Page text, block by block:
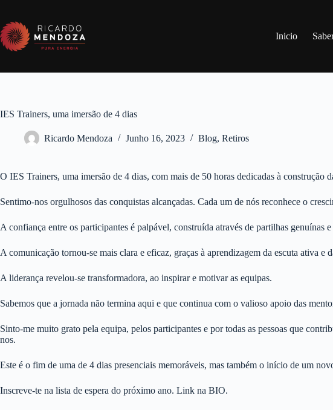
o
conteúdo
Inicio
IES Trainers, uma imersão de 4 dias
Ricardo Mendoza Junho 16, 2023 Blog, Retiros
O IES Trainers, uma imersão de 4 dias, com mais de 50 horas dedicadas à
Sentimo-nos orgulhosos das conquistas alcançadas. Cada um de nós reconhece o
A confiança entre os participantes é palpável, construída através de partilhas genuínas
A comunicação tornou-se mais clara e eficaz, graças à aprendizagem da escuta ativa
A liderança revelou-se transformadora, ao inspirar e motivar as equipas.
Sabemos que a jornada não termina aqui e que continua com o valioso apoio das
Sinto-me muito grato pela equipa, pelos participantes e por todas as pessoas que
nos.
Este é o fim de uma de 4 dias presenciais memoráveis, mas também o início de um
Inscreve-te na lista de espera do próximo ano. Link na BIO.